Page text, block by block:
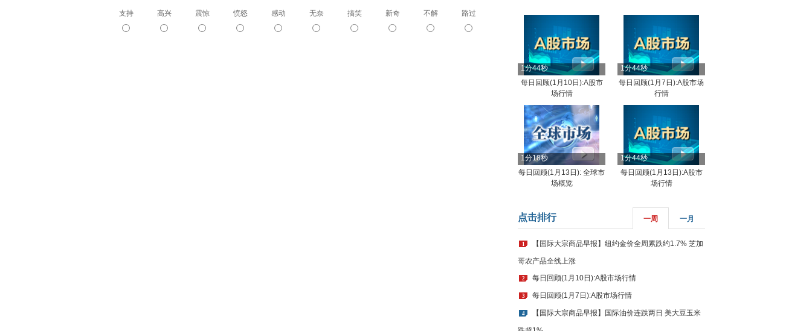
支持 高兴 震惊 愤怒 感动 无奈 搞笑 新奇 不解 路过
1分44秒
每日回顾(1月10日):A股市
场行情
1分44秒
每日回顾(1月7日):A股市场
行情
1分18秒
每日回顾(1月13日): 全球市
场概览
1分44秒
每日回顾(1月13日):A股市
场行情
点击排行 一周 一月
1 【国际大宗商品早报】纽约金价全周累跌约1.7% 芝加
哥农产品全线上涨
2 每日回顾(1月10日):A股市场行情
3 每日回顾(1月7日):A股市场行情
4 【国际大宗商品早报】国际油价连跌两日 美大豆玉米